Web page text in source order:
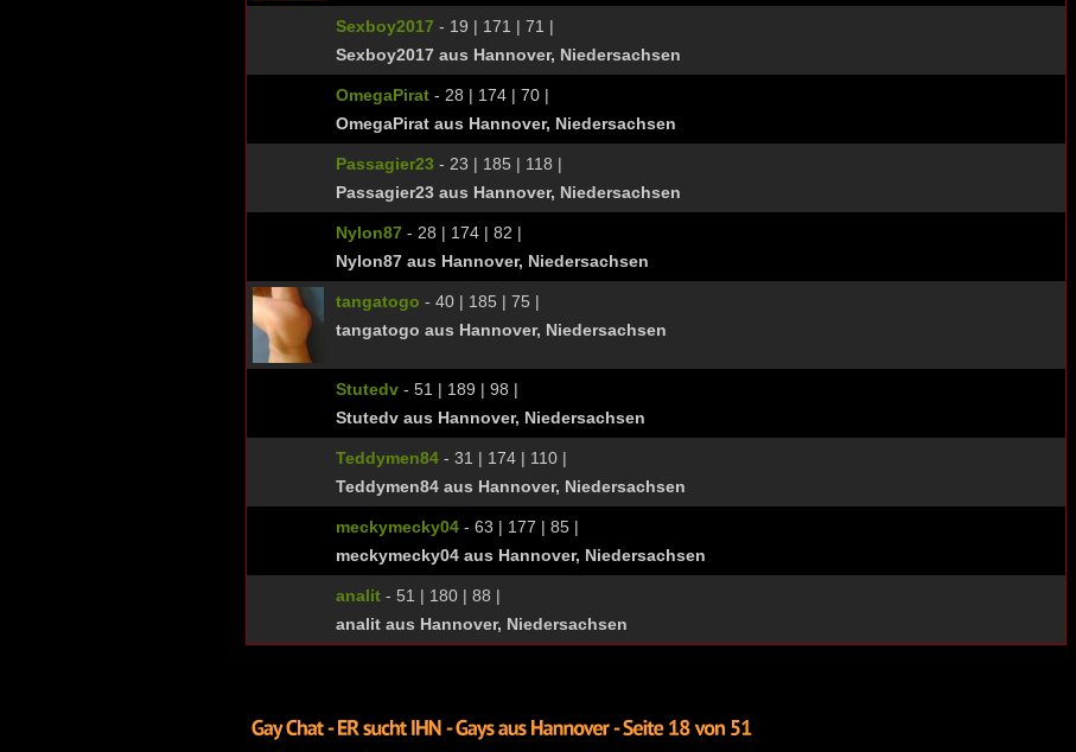
Sexboy2017 - 19 | 171 | 71 |
Sexboy2017 aus Hannover, Niedersachsen
OmegaPirat - 28 | 174 | 70 |
OmegaPirat aus Hannover, Niedersachsen
Passagier23 - 23 | 185 | 118 |
Passagier23 aus Hannover, Niedersachsen
Nylon87 - 28 | 174 | 82 |
Nylon87 aus Hannover, Niedersachsen
tangatogo - 40 | 185 | 75 |
tangatogo aus Hannover, Niedersachsen
Stutedv - 51 | 189 | 98 |
Stutedv aus Hannover, Niedersachsen
Teddymen84 - 31 | 174 | 110 |
Teddymen84 aus Hannover, Niedersachsen
meckymecky04 - 63 | 177 | 85 |
meckymecky04 aus Hannover, Niedersachsen
analit - 51 | 180 | 88 |
analit aus Hannover, Niedersachsen